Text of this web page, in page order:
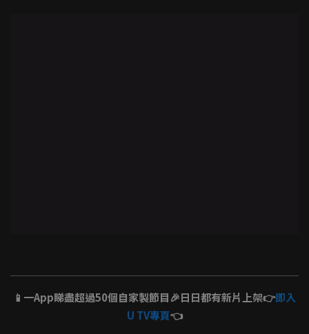
📱一App睇盡超過50個自家製節目🎉日日都有新片上架👉即入
U TV專頁👈